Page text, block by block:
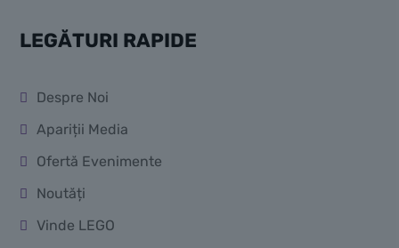
LEGĂTURI RAPIDE
Despre Noi
Apariții Media
Ofertă Evenimente
Noutăți
Vinde LEGO